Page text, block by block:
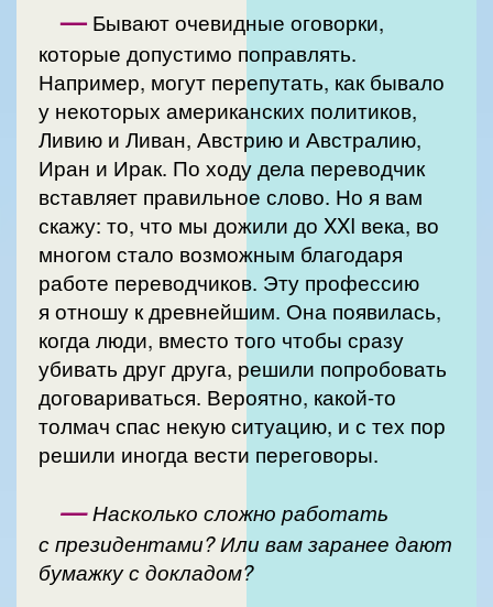
— Бывают очевидные оговорки,
которые допустимо поправлять.
Например, могут перепутать, как бывало
у некоторых американских политиков,
Ливию и Ливан, Австрию и Австралию,
Иран и Ирак. По ходу дела переводчик
вставляет правильное слово. Но я вам
скажу: то, что мы дожили до XXI века, во
многом стало возможным благодаря
работе переводчиков. Эту профессию
я отношу к древнейшим. Она появилась,
когда люди, вместо того чтобы сразу
убивать друг друга, решили попробовать
договариваться. Вероятно, какой-то
толмач спас некую ситуацию, и с тех пор
решили иногда вести переговоры.
—Насколько сложно работать
с президентами? Или вам заранее дают
бумажку с докладом?